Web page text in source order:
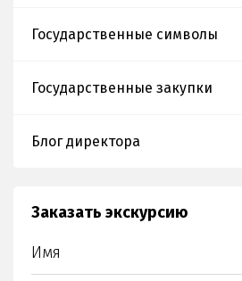
Государственные символы
Государственные закупки
Блог директора
Заказать экскурсию